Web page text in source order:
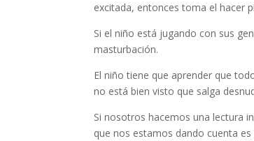
excitada, entonces toma el hacer
Si el niño está jugando con sus
masturbación.
El niño tiene que aprender que
no está bien visto que salga
Si nosotros hacemos una lectura
que nos estamos dando cuenta